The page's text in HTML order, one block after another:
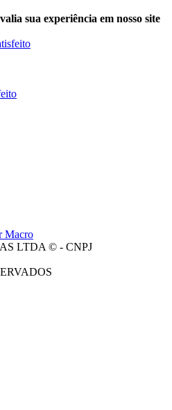
sua experiência em nosso site
Macro
LTDA © - CNPJ